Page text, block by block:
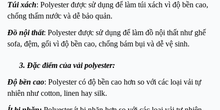
Túi xách: Polyester được sử dụng để làm túi xách vì độ bền cao,
chống thấm nước và dễ bảo quản.
Đồ nội thất: Polyester được sử dụng để làm đồ nội thất như ghế
sofa, đệm, gối vì độ bền cao, chống bám bụi và dễ vệ sinh.
3. Đặc điểm của vải polyester:
Độ bền cao: Polyester có độ bền cao hơn so với các loại vải tự
nhiên như cotton, linen hay silk.